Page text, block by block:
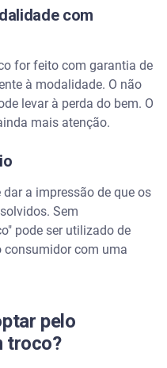
com
for feito com garantia de
à modalidade. O não
levar à perda do bem. O
mais atenção.
a impressão de que os
Sem
pode ser utilizado de
com uma
pelo
troco?